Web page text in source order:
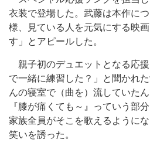
衣装で登場した。武藤は本作に
様、見ている人を元気にする映
す」とアピールした。
親子初のデュエットとなる応
で一緒に練習した？」と聞かれ
んの寝室で（曲を）流していた
『膝が痛くても～』っていう部
家族全員がそこを歌えるように
笑いを誘った。